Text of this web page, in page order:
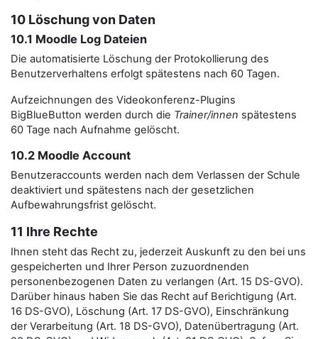
10 Löschung von Daten
10.1 Moodle Log Dateien
Die automatisierte Löschung der Protokollierung des
Benutzerverhaltens erfolgt spätestens nach 60 Tagen.
Aufzeichnungen des Videokonferenz-Plugins
BigBlueButton werden durch die Trainer/innen spätestens
60 Tage nach Aufnahme gelöscht.
10.2 Moodle Account
Benutzeraccounts werden nach dem Verlassen der Schule
deaktiviert und spätestens nach der gesetzlichen
Aufbewahrungsfrist gelöscht.
11 Ihre Rechte
Ihnen steht das Recht zu, jederzeit Auskunft zu den bei uns
gespeicherten und Ihrer Person zuzuordnenden
personenbezogenen Daten zu verlangen (Art. 15 DS-GVO).
Darüber hinaus haben Sie das Recht auf Berichtigung (Art.
16 DS-GVO), Löschung (Art. 17 DS-GVO), Einschränkung
der Verarbeitung (Art. 18 DS-GVO), Datenübertragung (Art.